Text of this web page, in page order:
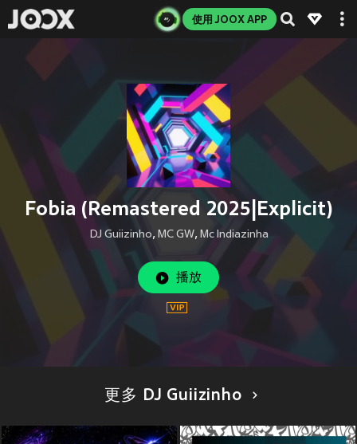
使用 JOOX APP
Fobia (Remastered 2025|Explicit)
DJ Guiizinho, MC GW, Mc Indiazinha
播放
更多 DJ Guiizinho